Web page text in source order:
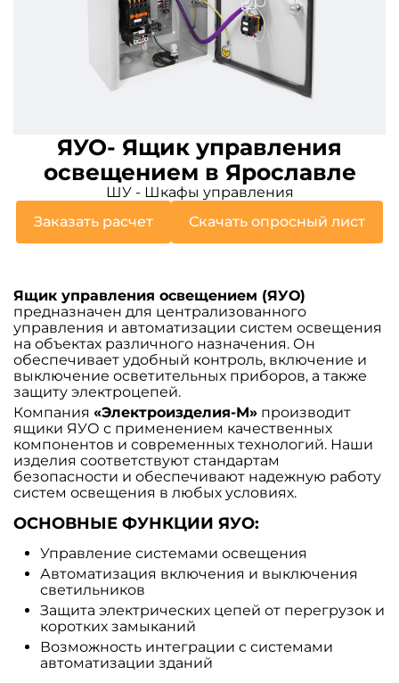
ЯУО- Ящик управления
освещением в Ярославле
ШУ - Шкафы управления
Заказать расчет
Скачать опросный лист
Ящик управления освещением (ЯУО)
предназначен для централизованного
управления и автоматизации систем освещения
на объектах различного назначения. Он
обеспечивает удобный контроль, включение и
выключение осветительных приборов, а также
защиту электроцепей.
Компания «Электроизделия-М» производит
ящики ЯУО с применением качественных
компонентов и современных технологий. Наши
изделия соответствуют стандартам
безопасности и обеспечивают надежную работу
систем освещения в любых условиях.
ОСНОВНЫЕ ФУНКЦИИ ЯУО:
Управление системами освещения
Автоматизация включения и выключения
светильников
Защита электрических цепей от перегрузок и
коротких замыканий
Возможность интеграции с системами
автоматизации зданий